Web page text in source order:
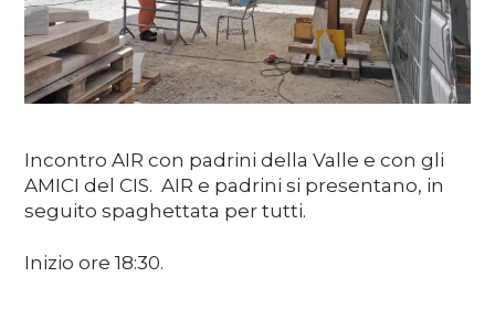
DE EN IT
Incontro AIR con padrini della Valle e con gli
AMICI del CIS. AIR e padrini si presentano, in
seguito spaghettata per tutti.
Inizio ore 18:30.